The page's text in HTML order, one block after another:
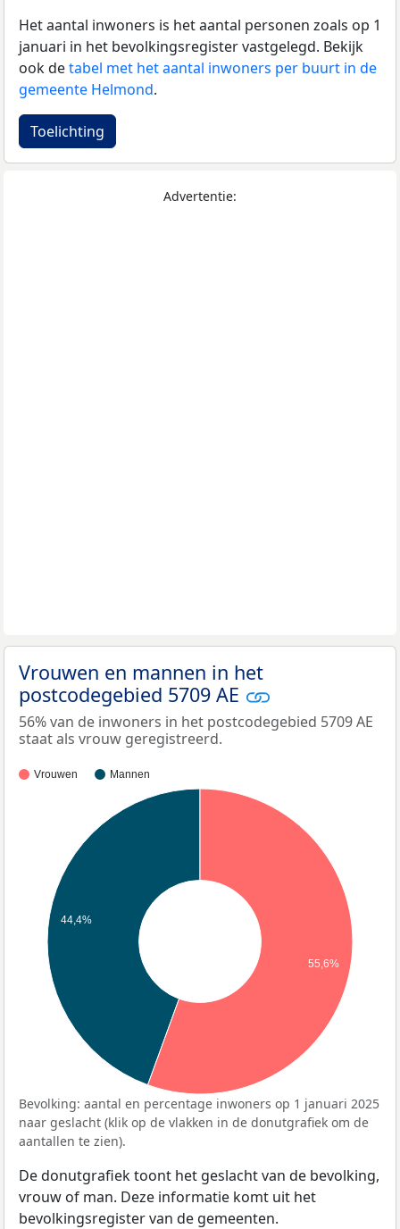
Het aantal inwoners is het aantal personen zoals op 1
januari in het bevolkingsregister vastgelegd. Bekijk
ook detabel met het aantal inwoners per buurt in de
gemeente Helmond.
Toelichting
Advertentie:
Vrouwen en mannen in het
postcodegebied 5709 AE
56% van de inwoners in het postcodegebied 5709 AE
staat als vrouw geregistreerd.
Vrouwen Mannen
44,4%
55,6%
Bevolking: aantal en percentage inwoners op 1 januari 2025
naar geslacht (klik op de vlakken in de donutgrafiek om de
aantallen te zien).
De donutgrafiek toont het geslacht van de bevolking,
vrouw of man. Deze informatie komt uit het
bevolkingsregister van de gemeenten.